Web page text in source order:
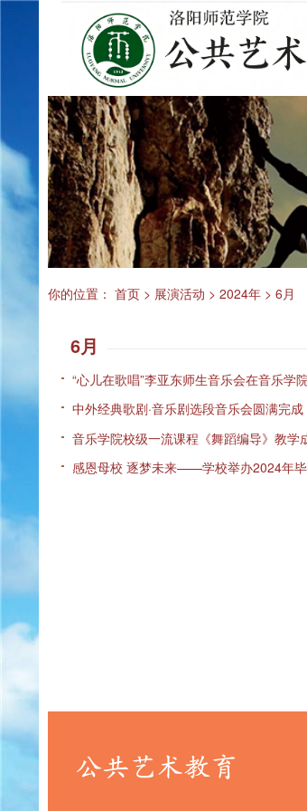
你的位置： 首页 > 展演活动 > 2024年 > 6月
6月
“心儿在歌唱”李亚东师生音乐会在音乐学
中外经典歌剧·音乐剧选段音乐会圆满完成
音乐学院校级一流课程《舞蹈编导》教学
感恩母校 逐梦未来——学校举办2024年